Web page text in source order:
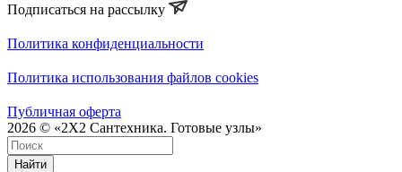
Подписаться на рассылку
Политика конфиденциальности
Политика использования файлов cookies
Публичная оферта
2026 © «2X2 Сантехника. Готовые узлы»
Найти